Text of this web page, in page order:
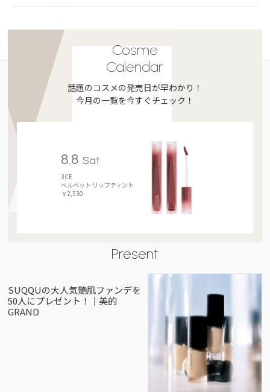
Cosme
Calendar
話題のコスメの発売日が早わかり！
今月の一覧を今すぐチェック！
8.8 Sat
3CE
ベルベット リップティント
￥2,530
Present
SUQQUの大人気艶肌ファンデを
50人にプレゼント！｜美的
GRAND